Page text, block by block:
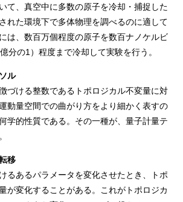
て、真空中に多数の原子を冷却・捕捉した
れた環境下で多体物理を調べるのに適して
は、数百万個程度の原子を数百ナノケルビ
分の1）程度まで冷却して実験を行う。
ル
づける整数であるトポロジカル不変量に対
動量空間での曲がり方をより細かく表すの
学的性質である。その一種が、量子計量テ
移
るあるパラメータを変化させたとき、トポ
が変化することがある。これがトポロジカ